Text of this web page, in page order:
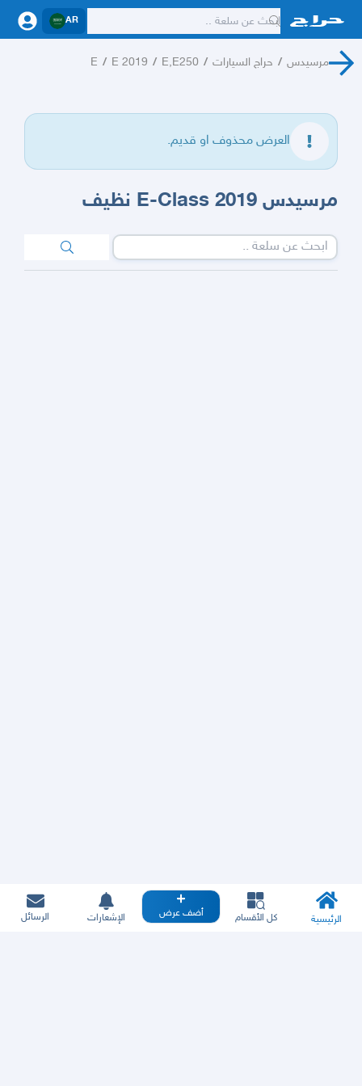
AR
مرسيدس / حراج السيارات /
E,E250
/
E 2019
/
E
العرض محذوف او قديم.
مرسيدس E-Class 2019 نظيف
الرئيسية كل الأقسام أضف عرض الإشعارات الرسائل